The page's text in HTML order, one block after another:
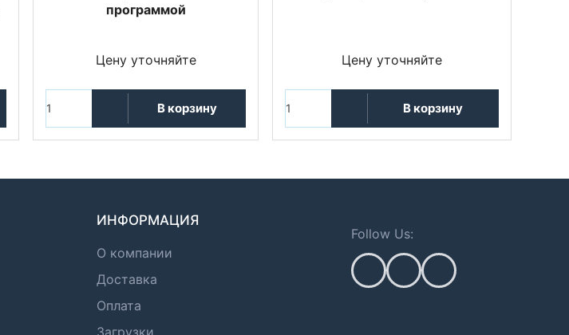
программой
Цену уточняйте
В корзину
Цену уточняйте
В корзину
ИНФОРМАЦИЯ
О компании
Доставка
Оплата
Загрузки
Follow Us: